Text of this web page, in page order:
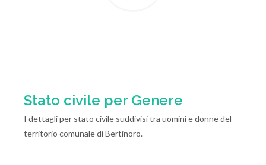
Stato civile per Genere
I dettagli per stato civile suddivisi tra uomini e donne del
territorio comunale di Bertinoro.